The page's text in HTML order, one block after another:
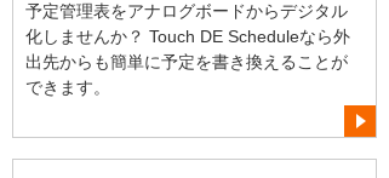
予定管理表をアナログボードからデジタル
化しませんか？ Touch DE Scheduleなら外
出先からも簡単に予定を書き換えることが
できます。